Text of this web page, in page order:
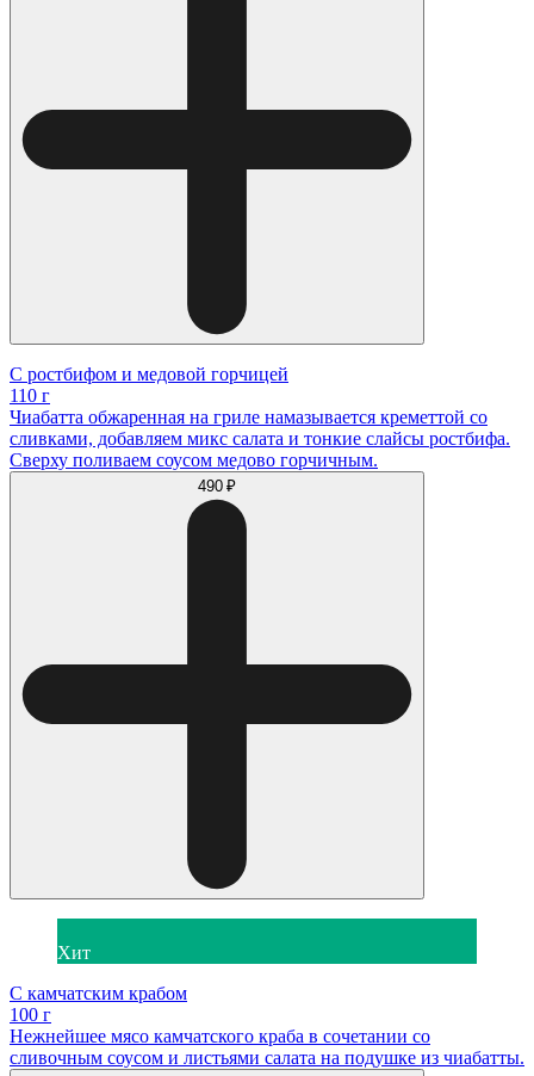
С ростбифом и медовой горчицей
110 г
Чиабатта обжаренная на гриле намазывается креметтой со
сливками, добавляем микс салата и тонкие слайсы ростбифа.
Сверху поливаем соусом медово горчичным.
490 ₽
Хит
С камчатским крабом
100 г
Нежнейшее мясо камчатского краба в сочетании со
сливочным соусом и листьями салата на подушке из чиабатты.